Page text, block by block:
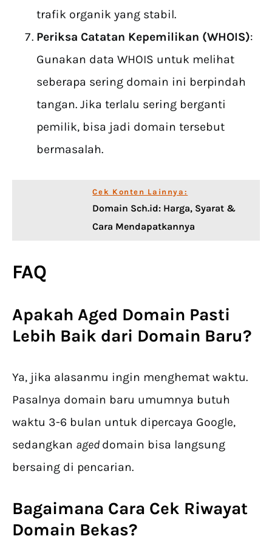
trafik organik yang stabil.
Periksa Catatan Kepemilikan (WHOIS):
Gunakan data WHOIS untuk melihat
seberapa sering domain ini berpindah
tangan. Jika terlalu sering berganti
pemilik, bisa jadi domain tersebut
bermasalah.
Cek Konten Lainnya:
Domain Sch.id: Harga, Syarat &
Cara Mendapatkannya
FAQ
Apakah Aged Domain Pasti
Lebih Baik dari Domain Baru?
Ya, jika alasanmu ingin menghemat waktu.
Pasalnya domain baru umumnya butuh
waktu 3-6 bulan untuk dipercaya Google,
sedangkan aged domain bisa langsung
bersaing di pencarian.
Bagaimana Cara Cek Riwayat
Domain Bekas?